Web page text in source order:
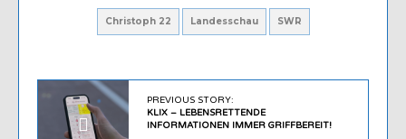
Christoph 22 Landesschau SWR
PREVIOUS STORY:
KLIX – LEBENSRETTENDE
INFORMATIONEN IMMER GRIFFBEREIT!